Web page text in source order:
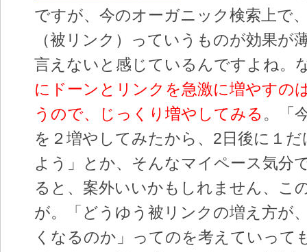
ですが、今のオーガニック検索上で
（被リンク）っていうものが効果が
言えないと感じているんですよね。
にドーンとリンクを急激に増やすの
うので、じっくり増やしてみる 。「
を２増やしてみたから、2日後に１
よう」とか、そんなマイペース気分
ると、案外いいかもしれません、こ
が。「どうゆう被リンクの増え方が
くなるのか」ってのを考えていって